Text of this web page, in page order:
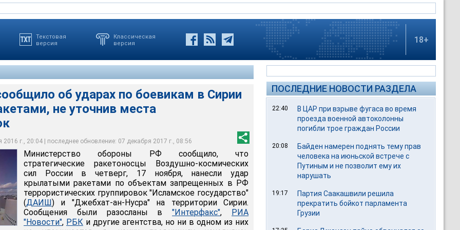
Текстовая
версия
Классическая
версия
18+
об ударах по боевикам в Сирии
не уточнив места
г., 20:04 | последнее обновление: 07 декабря 2017 г., 08:56
РФ сообщило, что стратегические ракетоносцы Воздушно-
в четверг, 17 ноября, нанесли удар крылатыми ракетами по
в РФ террористических группировок
России
бомбовых ударов, отчитались в Минобороны, уничтожены
склады с оружием и боеприпасами, скопления
по производству вооружения
России
ракетоносцев ВКС РФ, к удару были привлечены
Су-33 тяжелого авианесущего крейсера "Адмирал
авиация с аэродрома Хмеймим
России
что координаты всех целей были подтверждены по
России
Министерство обороны РФ сообщило, что
стратегические ракетоносцы Воздушно-космических
сил России в четверг, 17 ноября, нанесли удар
крылатыми ракетами по объектам запрещенных в РФ
террористических группировок "Исламское государство"
(ДАИШ) и "Джебхат-ан-Нусра" на территории Сирии.
Сообщения были разосланы в"Интерфакс", РИА
"Новости", РБК и другие агентства, но ни в одном из них
ПОСЛЕДНИЕ НОВОСТИ РАЗДЕЛА
22:40
В ЦАР при взрыве фугаса во время
проезда военной автоколонны
погибли трое граждан России
20:08
Байден намерен поднять тему прав
человека на июньской встрече с
Путиным и не позволит ему их
нарушать
19:17
Партия Саакашвили решила
прекратить бойкот парламента
Грузии